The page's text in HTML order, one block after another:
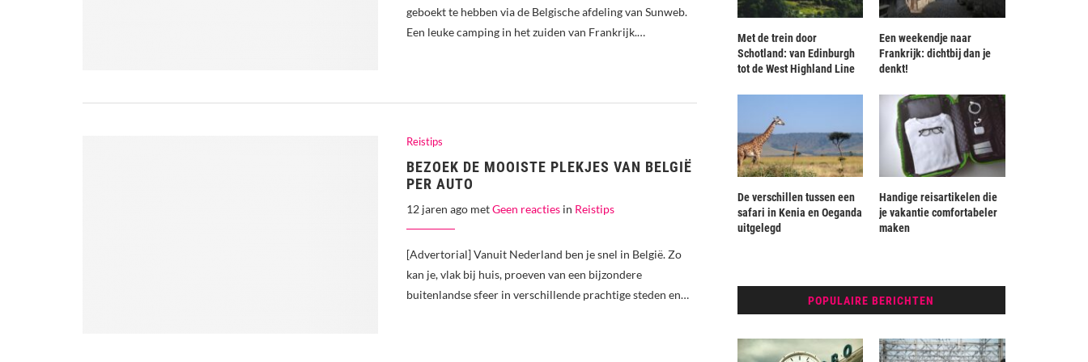
geboekt te hebben via de Belgische afdeling van Sunweb.
Een leuke camping in het zuiden van Frankrijk.…
Reistips
BEZOEK DE MOOISTE PLEKJES VAN BELGIË
PER AUTO
12 jaren ago metGeen reacties in Reistips
[Advertorial] Vanuit Nederland ben je snel in België. Zo
kan je, vlak bij huis, proeven van een bijzondere
buitenlandse sfeer in verschillende prachtige steden en…
Met de trein door
Schotland: van Edinburgh
tot de West Highland Line
Een weekendje naar
Frankrijk: dichtbij dan je
denkt!
De verschillen tussen een
safari in Kenia en Oeganda
uitgelegd
Handige reisartikelen die
je vakantie comfortabeler
maken
POPULAIRE BERICHTEN